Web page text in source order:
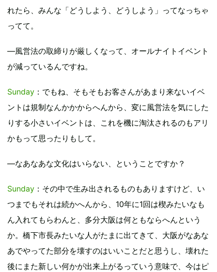
れたら、みんな「どうしよう、どうしよう」ってなっちゃ
ってて。
―風営法の取締りが厳しくなって、オールナイトイベント
が減っているんですね。
Sunday ：でもね、そもそもお客さんがあまり来ないイベ
ントは規制なんかかからへんから、変に風営法を気にした
りする小さいイベントは、これを機に淘汰されるのもアリ
かもって思ったりもして。
―なあなあな文化はいらない、ということですか？
Sunday ：その中で生み出されるものもありますけど、い
つまでもそれは続かへんから、10年に1回は楔みたいなも
ん入れてもらわんと、多分大阪は何ともならへんという
か。橋下市長みたいな人がたまに出てきて、大阪がなあな
あでやってた部分を壊すのはいいことだと思うし、壊れた
後にまた新しい何かが出来上がるっていう意味で、今はピ